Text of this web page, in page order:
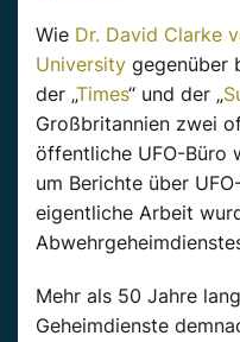
Wie Dr. David Clarke
University gegenüber
der „Times“ und der „
Großbritannien zwei
öffentliche UFO-Büro
um Berichte über
eigentliche Arbeit
Mehr als 50 Jahre
Geheimdienste